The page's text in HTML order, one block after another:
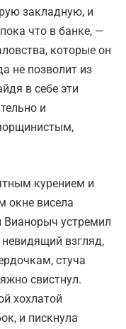
закладную, и
что в банке, —
которые он
не позволит из
в себе эти
и
курением и
окне висела
Вианорыч устремил
взгляд,
стуча
свистнул.
хохлатой
и пискнула